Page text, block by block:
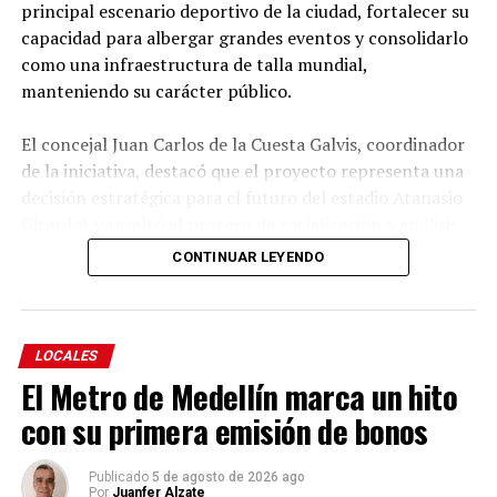
participación y el envejecimiento activo.
Educación
El Gobernador entregó oficialmente la sede de la
Institución Educativa Eduardo Aguilar, una obra que
principal escenario deportivo de la ciudad, fortalecer su
capacidad para albergar grandes eventos y consolidarlo
como una infraestructura de talla mundial,
manteniendo su carácter público.
El concejal Juan Carlos de la Cuesta Galvis, coordinador
de la iniciativa, destacó que el proyecto representa una
adelantado por el Concejo durante su estudio.
Explicó que el objetivo es autorizar al Alcalde para
modernizar, financiar, construir, operar, mantener y
aprovechar comercialmente el escenario deportivo,
garantizando que la infraestructura continúe siendo de
propiedad pública y se revierta al Distrito al finalizar la
concesión.
CONTINUAR LEYENDO
LOCALES
El Metro de Medellín marca un hito
con su primera emisión de bonos
Publicado 5 de agosto de 2026 ago
Por Juanfer Alzate